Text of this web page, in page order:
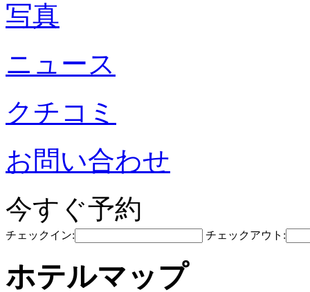
写真
ニュース
クチコミ
お問い合わせ
今すぐ予約
チェックイン: チェックアウト:
ホテルマップ